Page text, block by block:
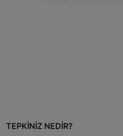
TEPKINIZ NEDIR?